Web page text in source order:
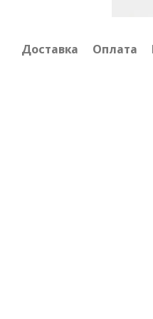
Доставка Оплата